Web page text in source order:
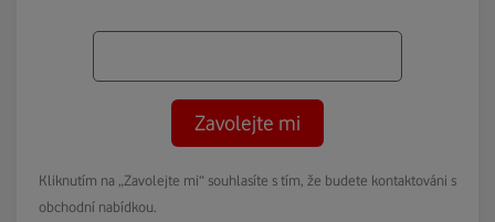
Zavolejte mi
Kliknutím na „Zavolejte mi“ souhlasíte s tím, že budete kontaktováni s
obchodní nabídkou.